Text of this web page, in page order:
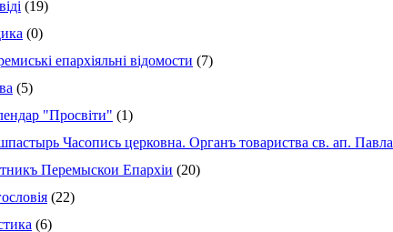
(19)
(0)
епархіяльні відомости (7)
(5)
"Просвіти" (1)
Часопись церковна. Органъ товариства св. ап. Павла
Перемыскои Епархіи (20)
(22)
(6)